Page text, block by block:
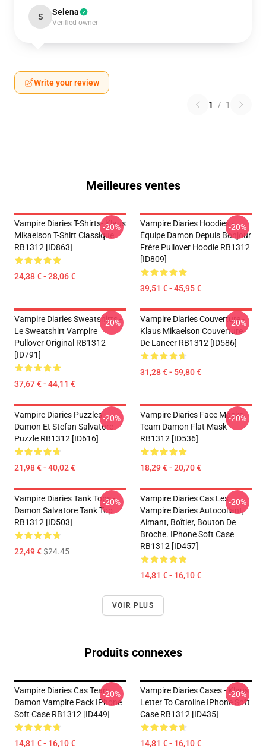
S Selena
Verified owner
Write your review
1 / 1
Meilleures ventes
Vampire Diaries T-Shirts- Klaus
Mikaelson T-Shirt Classique
RB1312 [ID863]
24,38 € - 28,06 €
-20%
Vampire Diaries Hoodies -
Équipe Damon Depuis Bonjour
Frère Pullover Hoodie RB1312
[ID809]
39,51 € - 45,95 €
-20%
Vampire Diaries Sweatshirts -
Le Sweatshirt Vampire
Pullover Original RB1312
[ID791]
37,67 € - 44,11 €
-20%
Vampire Diaries Couverture -
Klaus Mikaelson Couverture
De Lancer RB1312 [ID586]
31,28 € - 59,80 €
-20%
Vampire Diaries Puzzles -
Damon Et Stefan Salvatore
Puzzle RB1312 [ID616]
21,98 € - 40,02 €
-20%
Vampire Diaries Face Masks -
Team Damon Flat Mask
RB1312 [ID536]
18,29 € - 20,70 €
-20%
Vampire Diaries Tank Tops -
Damon Salvatore Tank Top
RB1312 [ID503]
22,49 €$24.45
-20%
Vampire Diaries Cas Les
Vampire Diaries Autocollant,
Aimant, Boîtier, Bouton De
Broche. IPhone Soft Case
RB1312 [ID457]
14,81 € - 16,10 €
-20%
VOIR PLUS
Produits connexes
Vampire Diaries Cas Team
Damon Vampire Pack IPhone
Soft Case RB1312 [ID449]
14,81 € - 16,10 €
-20%
Vampire Diaries Cases - Klaus
Letter To Caroline IPhone Soft
Case RB1312 [ID435]
14,81 € - 16,10 €
-20%